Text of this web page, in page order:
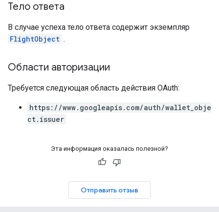
Тело ответа
В случае успеха тело ответа содержит экземпляр
FlightObject .
Области авторизации
Требуется следующая область действия OAuth:
https://www.googleapis.com/auth/wallet_obje
ct.issuer
Эта информация оказалась полезной?
Отправить отзыв